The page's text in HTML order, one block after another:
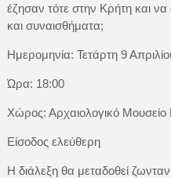
έζησαν τότε στην Κρήτη και να
και συναισθήματα;
Ημερομηνία: Τετάρτη 9
Ώρα: 18:00
Χώρος: Αρχαιολογικό Μουσείο
Είσοδος ελεύθερη
Η διάλεξη θα μεταδοθεί